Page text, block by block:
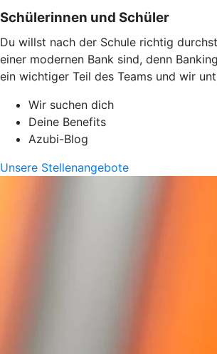
Schülerinnen und Schüler
Du willst nach der Schule richtig
einer modernen Bank sind, denn
ein wichtiger Teil des Teams und wir
Wir suchen dich
Deine Benefits
Azubi-Blog
Unsere Stellenangebote